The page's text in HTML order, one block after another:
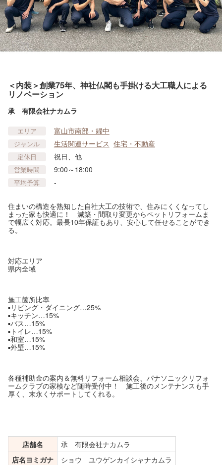
＜内装＞創業75年、神社仏閣も手掛ける大工職人による
リノベーション
承 有限会社ナカムラ
エリア 富山市南部・婦中
ジャンル 生活関連サービス 住宅・不動産
定休日 祝日、他
営業時間 9:00～18:00
平均予算 -
住まいの構造を熟知した自社大工の技術で、住みにくくなってし
まった家も快適に！ 減築・間取り変更からペットリフォームま
で幅広く対応。最長10年保証もあり、安心して任せることができ
る。
対応エリア
県内全域
施工箇所比率
▪リビング・ダイニング…25%
▪キッチン…15%
▪バス…15%
▪トイレ…15%
▪和室…15%
▪外壁…15%
各種補助金の案内＆無料リフォーム相談会、パナソニックリフォ
ームクラブの家検など随時受付中！ 施工後のメンテナンスも手
厚く、末永くサポートしてくれる。
店舗名
承 有限会社ナカムラ
店名ヨミガナ
ショウ ユウゲンカイシャナカムラ